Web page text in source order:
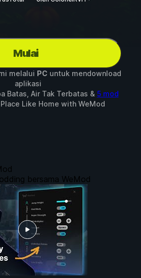
Mulai
melalui PC untuk mendownload
aplikasi
Batas, Air Tak Terbatas & 5 mod
Like Home with WeMod
bersama WeMod